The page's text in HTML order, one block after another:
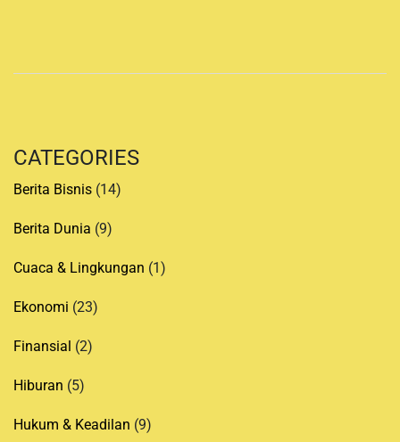
t
n
CATEGORIES
Berita Bisnis (14)
Berita Dunia (9)
Cuaca & Lingkungan (1)
Ekonomi (23)
Finansial (2)
Hiburan (5)
Hukum & Keadilan (9)